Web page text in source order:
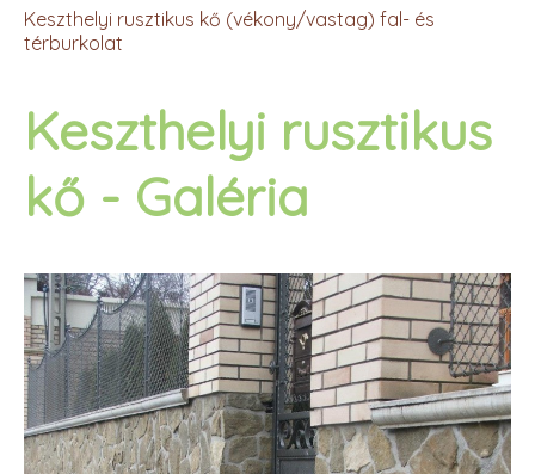
Keszthelyi rusztikus kő (vékony/vastag) fal- és
térburkolat
Keszthelyi rusztikus
kő - Galéria